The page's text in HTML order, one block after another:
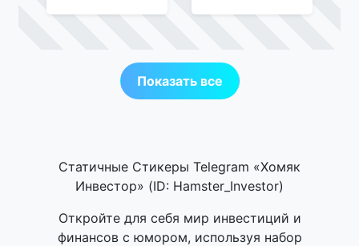
Показать все
Статичные Стикеры Telegram «Хомяк
Инвестор» (ID: Hamster_Investor)
Откройте для себя мир инвестиций и
финансов с юмором, используя набор